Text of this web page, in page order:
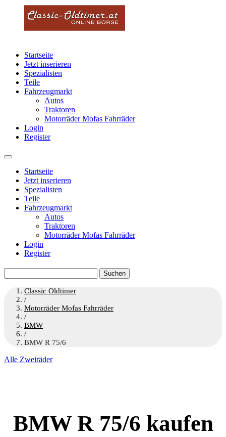
Startseite
Jetzt inserieren
Spezialisten
Teile
Fahrzeugmarkt
Autos
Traktoren
Motorräder Mofas Fahrräder
Login
Register
Startseite
Jetzt inserieren
Spezialisten
Teile
Fahrzeugmarkt
Autos
Traktoren
Motorräder Mofas Fahrräder
Login
Register
nach:
Classic Oldtimer
/
Motorräder Mofas Fahrräder
/
BMW
/
BMW R 75/6
Alle Zweiräder
BMW R 75/6 kaufen